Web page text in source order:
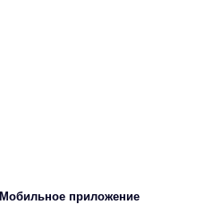
Мобильное приложение